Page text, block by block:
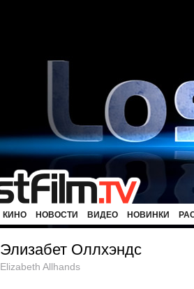
КИНО НОВОСТИ ВИДЕО НОВИНКИ
Элизабет Оллхэндс
Elizabeth Allhands